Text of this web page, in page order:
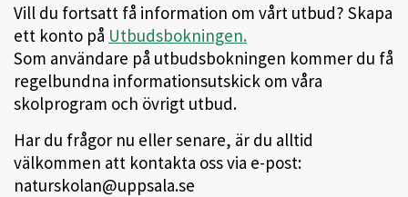
Vill du fortsatt få information om vårt utbud? Skapa
ett konto på Utbudsbokningen.
Som användare på utbudsbokningen kommer du få
regelbundna informationsutskick om våra
skolprogram och övrigt utbud.
Har du frågor nu eller senare, är du alltid
välkommen att kontakta oss via e-post:
naturskolan@uppsala.se